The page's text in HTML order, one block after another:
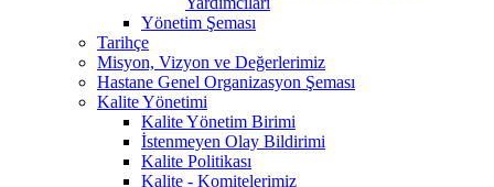
Yönetim Şeması
Tarihçe
Misyon, Vizyon ve Değerlerimiz
Hastane Genel Organizasyon Şeması
Kalite Yönetimi
Kalite Yönetim Birimi
İstenmeyen Olay Bildirimi
Kalite Politikası
Kalite - Komitelerimiz